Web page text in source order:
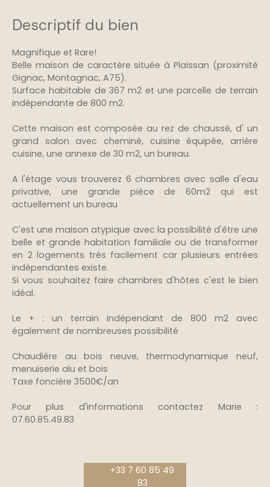
Descriptif du bien
Magnifique et Rare!
Belle maison de caractére située à Plaissan (proximité
Gignac, Montagnac, A75).
Surface habitable de 367 m2 et une parcelle de terrain
indépendante de 800 m2.
Cette maison est composée au rez de chaussé, d' un
grand salon avec cheminé, cuisine équipée, arriére
cuisine, une annexe de 30 m2, un bureau.
A l'étage vous trouverez 6 chambres avec salle d'eau
privative, une grande piéce de 60m2 qui est
actuellement un bureau
C'est une maison atypique avec la possibilité d'être une
belle et grande habitation familiale ou de transformer
en 2 logements trés facilement car plusieurs entrées
indépendantes existe.
Si vous souhaitez faire chambres d'hôtes c'est le bien
idéal.
Le + : un terrain indépendant de 800 m2 avec
également de nombreuses possibilité
Chaudiére au bois neuve, thermodynamique neuf,
menuiserie alu et bois
Taxe fonciére 3500€/an
Pour plus d'informations contactez Marie :
07.60.85.49.83
+33 7 60 85 49
83